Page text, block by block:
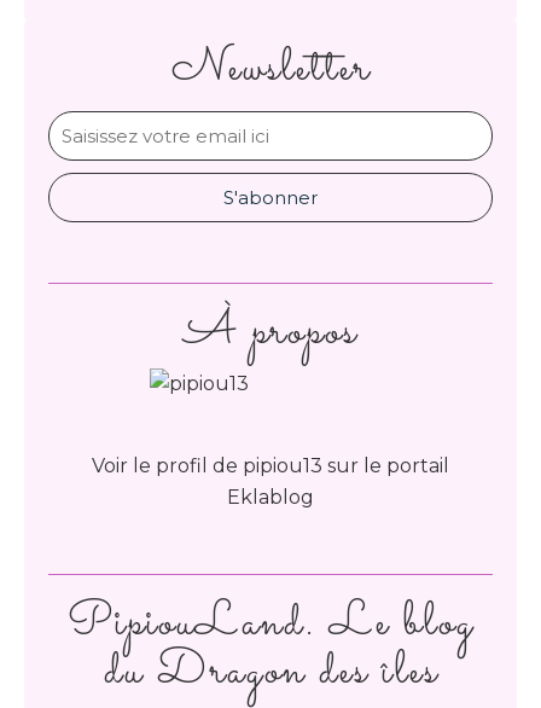
Newsletter
PipiouLand. Le blog
du Dragon des îles
À propos
Voir le profil de pipiou13 sur le portail
Eklablog